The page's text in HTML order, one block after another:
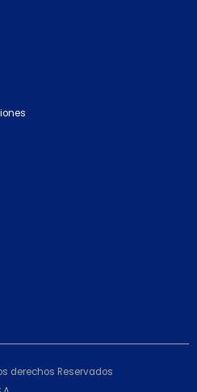
derechos Reservados